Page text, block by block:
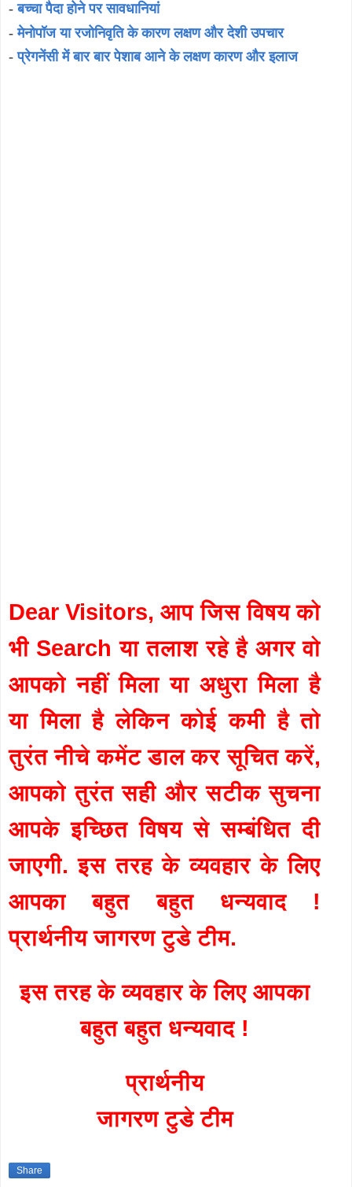
-बच्चा पैदा होने पर सावधानियां
-मेनोपॉज या रजोनिवृति के कारण लक्षण और देशी उपचार
-प्रेगनेंसी में बार बार पेशाब आने के लक्षण कारण और इलाज
Dear Visitors, आप जिस विषय को
भी Search या तलाश रहे है अगर वो
आपको नहीं मिला या अधुरा मिला है
या मिला है लेकिन कोई कमी है तो
तुरंत नीचे कमेंट डाल कर सूचित करें,
आपको तुरंत सही और सटीक सुचना
आपके इच्छित विषय से सम्बंधित दी
जाएगी. इस तरह के व्यवहार के लिए
आपका बहुत बहुत धन्यवाद !
प्रार्थनीय जागरण टुडे टीम.
इस तरह के व्यवहार के लिए आपका
बहुत बहुत धन्यवाद !
प्रार्थनीय
जागरण टुडे टीम
Share